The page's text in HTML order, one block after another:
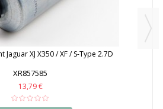
XJ X350 / XF / S-Type 2.7D
XR857585
13,79 €